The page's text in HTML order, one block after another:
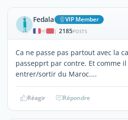
Fedala VIP Member
| 2185POSTS
Ca ne passe pas partout avec la
passepprt par contre. Et comme
entrer/sortir du Maroc....
Réagir Répondre